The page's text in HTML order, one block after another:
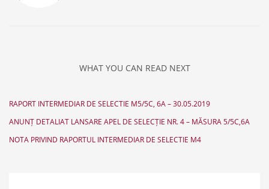
WHAT YOU CAN READ NEXT
RAPORT INTERMEDIAR DE SELECTIE M5/5C, 6A – 30.05.2019
ANUNȚ DETALIAT LANSARE APEL DE SELECȚIE NR. 4 – MĂSURA 5/5C,6A
NOTA PRIVIND RAPORTUL INTERMEDIAR DE SELECTIE M4